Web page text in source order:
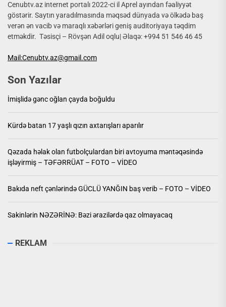
Cenubtv.az internet portalı 2022-ci il Aprel ayından fəaliyyət
göstərir. Saytın yaradılmasında məqsəd dünyada və ölkədə baş
verən ən vacib və maraqlı xəbərləri geniş auditoriyaya təqdim
etməkdir. Təsisçi – Rövşən Adil oqlu| Əlaqə: +994 51 546 46 45
Mail:Cenubtv.az@gmail.com
Son Yazılar
İmişlidə gənc oğlan çayda boğuldu
Kürdə batan 17 yaşlı qızın axtarışları aparılır
Qəzada həlak olan futbolçulardan biri avtoyuma məntəqəsində
işləyirmiş – TƏFƏRRÜAT – FOTO – VİDEO
Bakıda neft çənlərində GÜCLÜ YANĞIN baş verib – FOTO – VİDEO
Sakinlərin NƏZƏRİNƏ: Bəzi ərazilərdə qaz olmayacaq
REKLAM